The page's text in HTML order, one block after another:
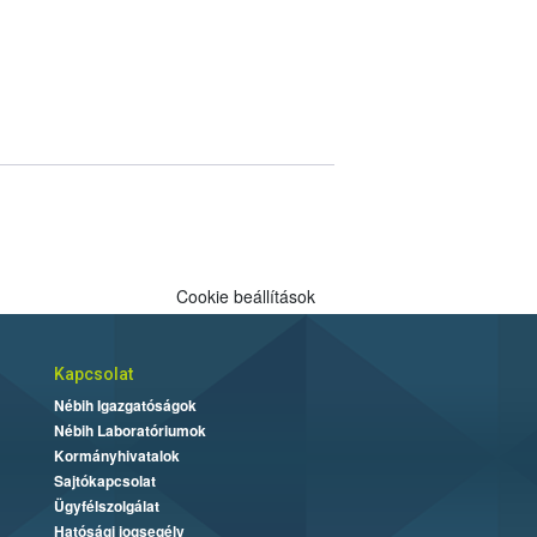
Cookie beállítások
Kapcsolat
Nébih Igazgatóságok
Nébih Laboratóriumok
Kormányhivatalok
Sajtókapcsolat
Ügyfélszolgálat
Hatósági jogsegély